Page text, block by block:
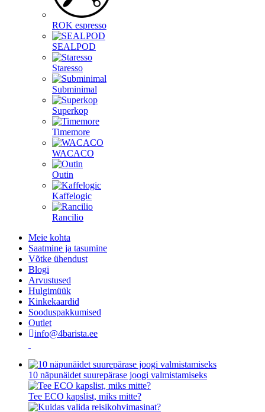
ROK espresso
SEALPOD
Staresso
Subminimal
Superkop
Timemore
WACACO
Outin
Kaffelogic
Rancilio
Meie kohta
Saatmine ja tasumine
Võtke ühendust
Blogi
Arvustused
Hulgimüük
Kinkekaardid
Sooduspakkumised
Outlet
info@4barista.ee
10 näpunäidet suurepärase joogi valmistamiseks
Tee ECO kapslist, miks mitte?